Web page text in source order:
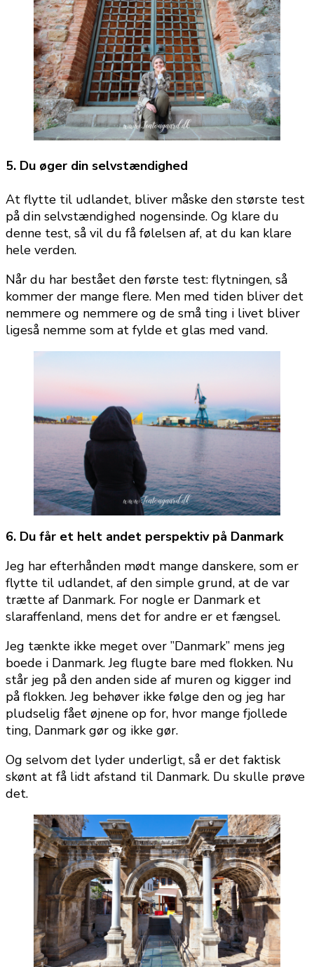
5. Du øger din selvstændighed
At flytte til udlandet, bliver måske den største test
på din selvstændighed nogensinde. Og klare du
denne test, så vil du få følelsen af, at du kan klare
hele verden.
Når du har bestået den første test: flytningen, så
kommer der mange flere. Men med tiden bliver det
nemmere og nemmere og de små ting i livet bliver
ligeså nemme som at fylde et glas med vand.
6. Du får et helt andet perspektiv på Danmark
Jeg har efterhånden mødt mange danskere, som er
flytte til udlandet, af den simple grund, at de var
trætte af Danmark. For nogle er Danmark et
slaraffenland, mens det for andre er et fængsel.
Jeg tænkte ikke meget over ”Danmark” mens jeg
boede i Danmark. Jeg flugte bare med flokken. Nu
står jeg på den anden side af muren og kigger ind
på flokken. Jeg behøver ikke følge den og jeg har
pludselig fået øjnene op for, hvor mange fjollede
ting, Danmark gør og ikke gør.
Og selvom det lyder underligt, så er det faktisk
skønt at få lidt afstand til Danmark. Du skulle prøve
det.